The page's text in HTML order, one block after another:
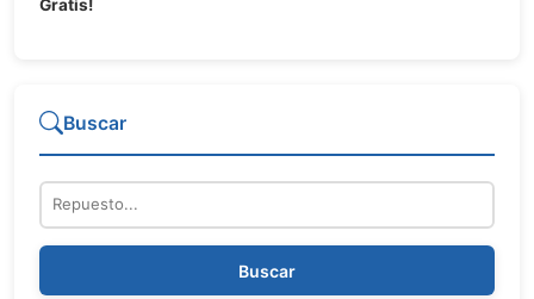
Gratis!
Buscar
Repuesto
Buscar